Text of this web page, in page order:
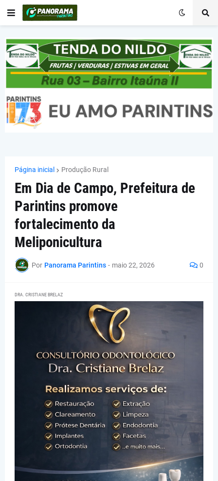
Página inicial Produção Rural
Em Dia de Campo, Prefeitura de
Parintins promove
fortalecimento da
Meliponicultura
Por Panorama Parintins - maio 22, 2026 0
DRA. CRISTIANE BRELAZ